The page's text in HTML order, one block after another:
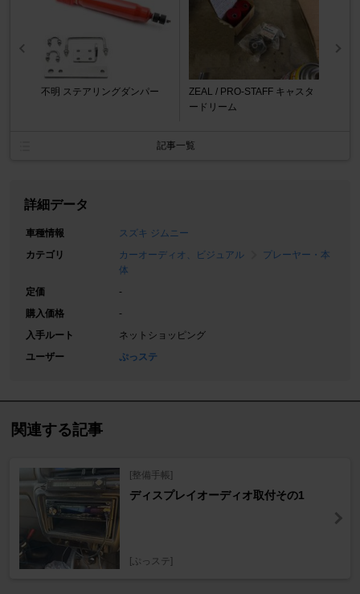
不明 ステアリングダンパー
ZEAL / PRO-STAFF キャスタ
ードリーム
記事一覧
詳細データ
車種情報
スズキ ジムニー
カテゴリ
カーオーディオ、ビジュアル
プレーヤー・本
体
定価
-
購入価格
-
入手ルート
ネットショッピング
ユーザー
ぷっステ
関連する記事
[整備手帳]
ディスプレイオーディオ取付その1
[ぷっステ]